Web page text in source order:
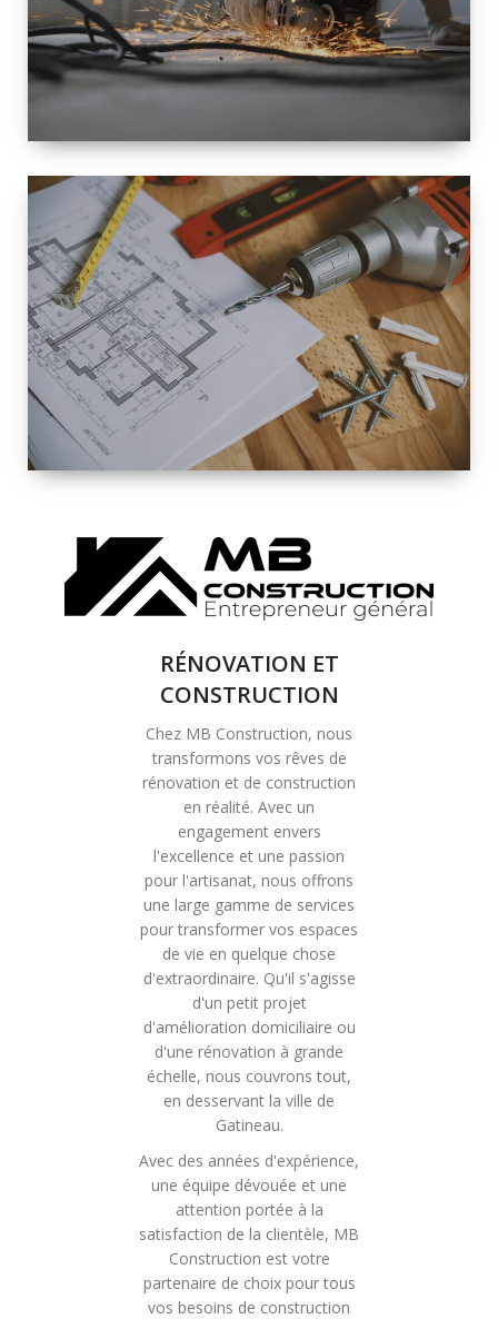
ESPACE
RÉNOVATION
INTÉRIEURE ET
EXTÉRIEURE
SOLUTIONS DE
RÉNOVATION
COMPLÈTE
RÉNOVATION ET
CONSTRUCTION
Chez MB Construction, nous
transformons vos rêves de
rénovation et de construction
en réalité. Avec un
engagement envers
l'excellence et une passion
pour l'artisanat, nous offrons
une large gamme de services
pour transformer vos espaces
de vie en quelque chose
d'extraordinaire. Qu'il s'agisse
d'un petit projet
d'amélioration domiciliaire ou
d'une rénovation à grande
échelle, nous couvrons tout,
en desservant la ville de
Gatineau.
Avec des années d'expérience,
une équipe dévouée et une
attention portée à la
satisfaction de la clientèle, MB
Construction est votre
partenaire de choix pour tous
vos besoins de construction